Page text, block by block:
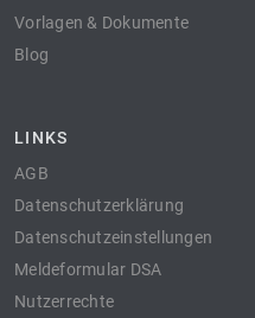
Vorlagen & Dokumente
Blog
LINKS
AGB
Datenschutzerklärung
Datenschutzeinstellungen
Meldeformular DSA
Nutzerrechte